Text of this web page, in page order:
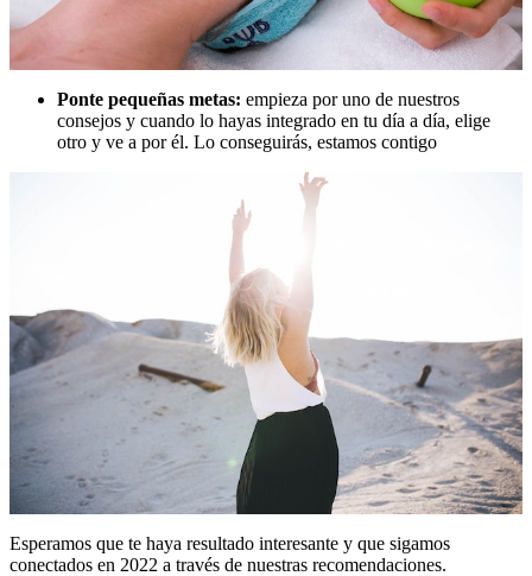
Ponte pequeñas metas: empieza por uno de nuestros
consejos y cuando lo hayas integrado en tu día a día, elige
otro y ve a por él. Lo conseguirás, estamos contigo
Esperamos que te haya resultado interesante y que sigamos
conectados en 2022 a través de nuestras recomendaciones.